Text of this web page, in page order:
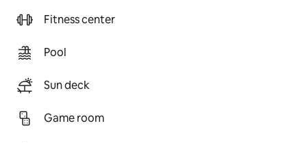
Fitness center
Pool
Sun deck
Game room